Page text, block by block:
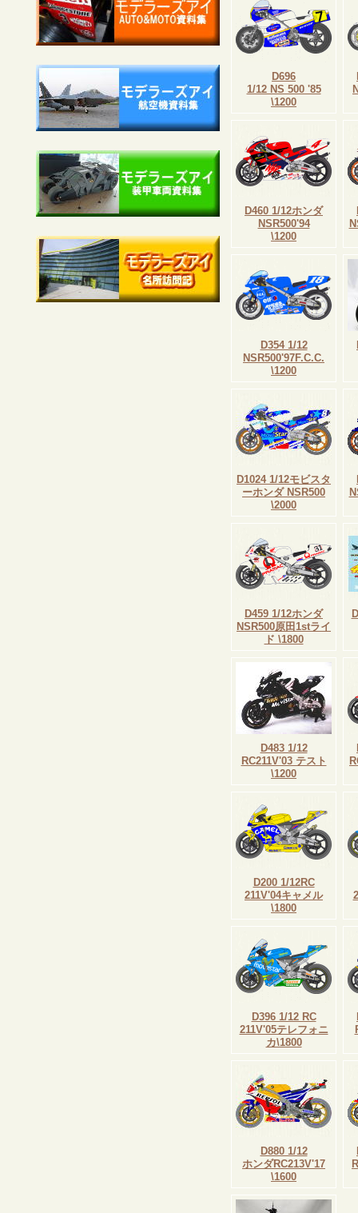
D696
1/12 NS 500 '85
\1200
D460 1/12ホンダ
NSR500'94
\1200
D354 1/12
NSR500'97F.C.C.
\1200
D1024 1/12モビスタ
ーホンダ NSR500
\2000
D459 1/12ホンダ
NSR500原田1stライ
ド \1800
D483 1/12
RC211V'03 テスト
\1200
D200 1/12RC
211V'04キャメル
\1800
D396 1/12 RC
211V'05テレフォニ
カ\1800
D880 1/12
ホンダRC213V'17
\1600